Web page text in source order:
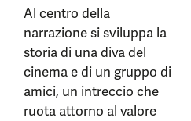
Al centro della
narrazione si sviluppa la
storia di una diva del
cinema e di un gruppo di
amici, un intreccio che
ruota attorno al valore